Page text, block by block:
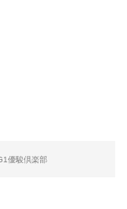
優駿倶楽部